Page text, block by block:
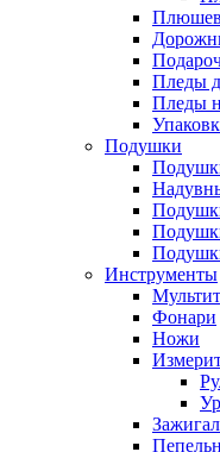
Пледы
Пледы
Подушки
Инструменты
Фонари
Ножи